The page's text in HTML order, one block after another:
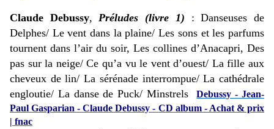
Claude Debussy,Préludes (livre 1) : Danseuses de
Delphes/ Le vent dans la plaine/ Les sons et les parfums
tournent dans l’air du soir, Les collines d’Anacapri, Des
pas sur la neige/ Ce qu’a vu le vent d’ouest/ La fille aux
cheveux de lin/ La sérénade interrompue/ La cathédrale
engloutie/ La danse de Puck/ MinstrelsDebussy - Jean-
Paul Gasparian - Claude Debussy - CD album - Achat & prix
| fnac